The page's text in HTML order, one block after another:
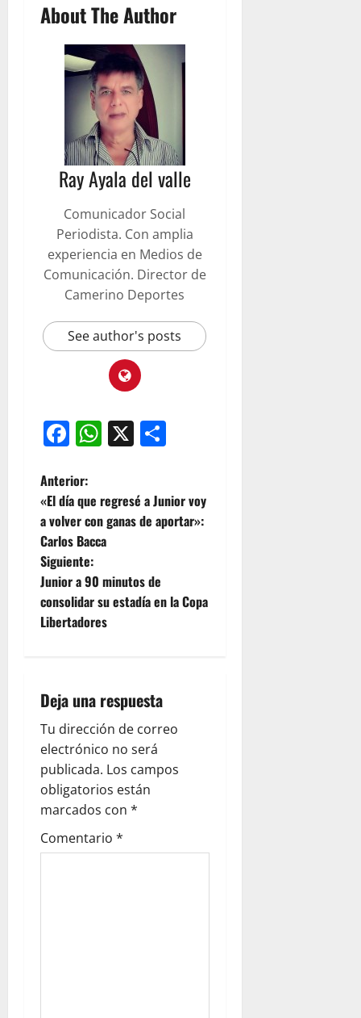
About The Author
Ray Ayala del valle
Comunicador Social
Periodista. Con amplia
experiencia en Medios de
Comunicación. Director de
Camerino Deportes
See author's posts
Facebook
WhatsApp
X
Anterior:
«El día que regresé a Junior voy
a volver con ganas de aportar»:
Carlos Bacca
Siguiente:
Junior a 90 minutos de
consolidar su estadía en la Copa
Libertadores
Deja una respuesta
Tu dirección de correo
electrónico no será
publicada. Los campos
obligatorios están
marcados con *
Comentario *